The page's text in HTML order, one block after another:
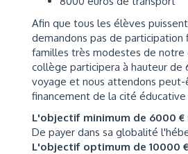
Afin que tous les élèves
demandons pas de participation
familles très modestes de notre
collège participera à hauteur de
voyage et nous attendons peut-
financement de la cité
L'objectif minimum de 6000
De payer dans sa globalité
L'objectif optimum de 10000